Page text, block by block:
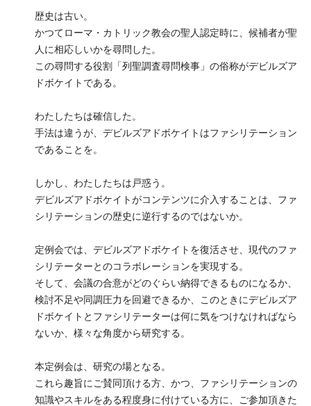
歴史は古い。
かつてローマ・カトリック教会の聖人認定時に、候補者が聖
人に相応しいかを尋問した。
この尋問する役割「列聖調査尋問検事」の俗称がデビルズア
ドボケイトである。
わたしたちは確信した。
手法は違うが、デビルズアドボケイトはファシリテーション
であることを。
しかし、わたしたちは戸惑う。
デビルズアドボケイトがコンテンツに介入することは、ファ
シリテーションの歴史に逆行するのではないか。
定例会では、デビルズアドボケイトを復活させ、現代のファ
シリテーターとのコラボレーションを実現する。
そして、会議の合意がどのぐらい納得できるものになるか、
検討不足や同調圧力を回避できるか、このときにデビルズア
ドボケイトとファシリテーターは何に気をつけなければなら
ないか、様々な角度から研究する。
本定例会は、研究の場となる。
これら趣旨にご賛同頂ける方、かつ、ファシリテーションの
知識やスキルをある程度身に付けている方に、ご参加頂きた